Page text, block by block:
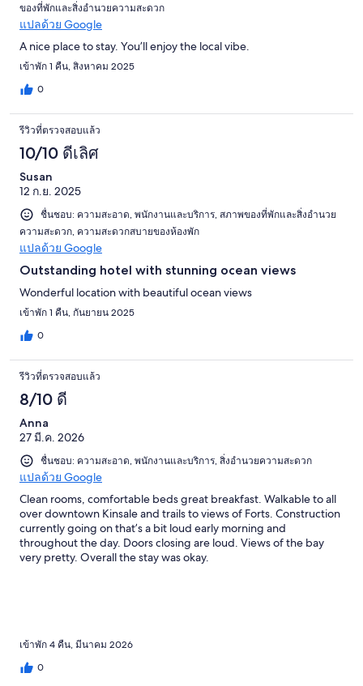
ของที่พักและสิ่งอำนวยความสะดวก
แปลด้วย Google
A nice place to stay. You’ll enjoy the local vibe.
เข้าพัก 1 คืน, สิงหาคม 2025
0
รีวิวที่ตรวจสอบแล้ว
10/10 ดีเลิศ
Susan
12 ก.ย. 2025
ชื่นชอบ: ความสะอาด, พนักงานและบริการ, สภาพของที่พักและสิ่งอำนวย
ความสะดวก, ความสะดวกสบายของห้องพัก
แปลด้วย Google
Outstanding hotel with stunning ocean views
Wonderful location with beautiful ocean views
เข้าพัก 1 คืน, กันยายน 2025
0
รีวิวที่ตรวจสอบแล้ว
8/10 ดี
Anna
27 มี.ค. 2026
ชื่นชอบ: ความสะอาด, พนักงานและบริการ, สิ่งอำนวยความสะดวก
แปลด้วย Google
Clean rooms, comfortable beds great breakfast. Walkable to all
over downtown Kinsale and trails to views of Forts. Construction
currently going on that’s a bit loud early morning and
throughout the day. Doors closing are loud. Views of the bay
very pretty. Overall the stay was okay.
เข้าพัก 4 คืน, มีนาคม 2026
0